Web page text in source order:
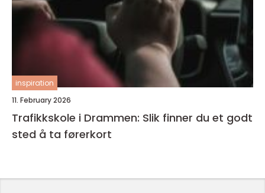
inspiration
11. February 2026
Trafikkskole i Drammen: Slik finner du et godt
sted å ta førerkort